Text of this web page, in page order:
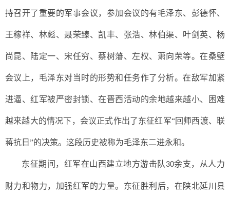
持召开了重要的军事会议，参加会议的有毛泽东、彭德怀、
王稼祥、林彪、聂荣臻、凯丰、张浩、林伯渠、叶剑英、杨
尚昆、陆定一、宋任穷、蔡树藩、左权、萧向荣等。在桑壁
会议上，毛泽东对当时的形势和任务作了分析。在敌军加紧
进逼、红军被严密封锁、在晋西活动的余地越来越小、困难
越来越大的情况下，会议正式作出了东征红军“回师西渡、联
蒋抗日”的决策。 这段历史被称为毛泽东二进永和。
东征期间，红军在山西建立地方游击队 30余支，从人力
财力和物力，加强红军的力量。东征胜利后，在陕北延川县